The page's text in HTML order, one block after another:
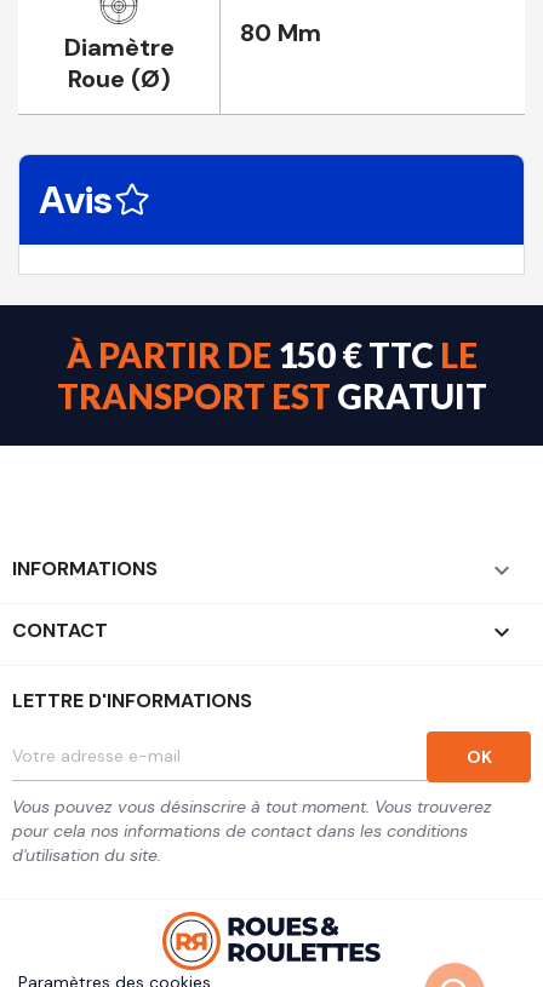
Diamètre
Roue (Ø)
80 Mm
Avis
À PARTIR DE 150 € TTC LE
TRANSPORT EST GRATUIT
INFORMATIONS 
CONTACT keyboard_arrow_down
LETTRE D'INFORMATIONS
Vous pouvez vous désinscrire à tout moment. Vous trouverez
pour cela nos informations de contact dans les conditions
d'utilisation du site.
Paramètres des cookies